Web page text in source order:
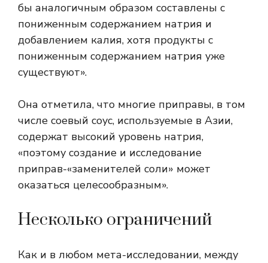
бы аналогичным образом составлены с
пониженным содержанием натрия и
добавлением калия, хотя продукты с
пониженным содержанием натрия уже
существуют».
Она отметила, что многие приправы, в том
числе соевый соус, используемые в Азии,
содержат высокий уровень натрия,
«поэтому создание и исследование
приправ-«заменителей соли» может
оказаться целесообразным».
Несколько ограничений
Как и в любом мета-исследовании, между